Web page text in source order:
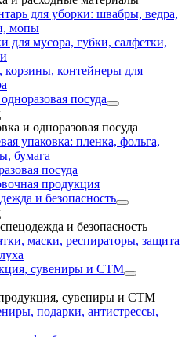
для уборки: швабры, ведра,
мопы
для мусора, губки, салфетки,
контейнеры для
посуда
и одноразовая посуда
упаковка: пленка, фольга,
бумага
посуда
продукция
и безопасность
и безопасность
маски, респираторы, защита
сувениры и СТМ
сувениры и СТМ
подарки, антистрессы,